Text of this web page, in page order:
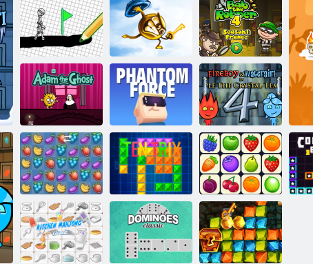
Zeichnen Spiel Key & Shield
Bob der Räuber
4
Adam und Eva:
Adam der Geist
Kogama
Phantomkraft
Feuer und
Wasser 4:
Kristalltempel
Fruita Crush Ten Trix Onet Connect